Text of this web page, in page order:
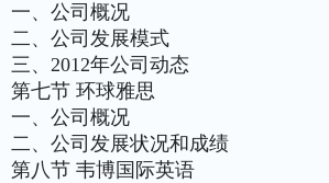
一、公司概况
二、公司发展模式
三、2012年公司动态
第七节 环球雅思
一、公司概况
二、公司发展状况和成绩
第八节 韦博国际英语